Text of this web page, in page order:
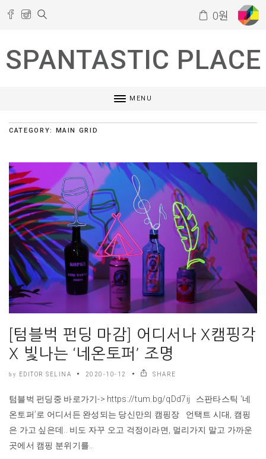
0원
SPANTASTIC PLACE
MENU
CATEGORY: MAIN GRID
[텀블벅 펀딩 마감] 어디서나 X캠핑각
X 빛나는 ‘네온토퍼’ 조명
by EDITOR SELINA 2020-10-12 SHARE
텀블벅 펀딩중 바로가기-> https://tum.bg/qDd7ij 스판타스틱 ‘네
온토퍼’로 어디서든 완성되는 당신만의 캠핑장 언택트 시대, 캠핑
은 가고 싶은데.. 비도 자꾸 오고 걱정이라면, 멀리가지 말고 가까운
곳에서 캠핑 분위기를..